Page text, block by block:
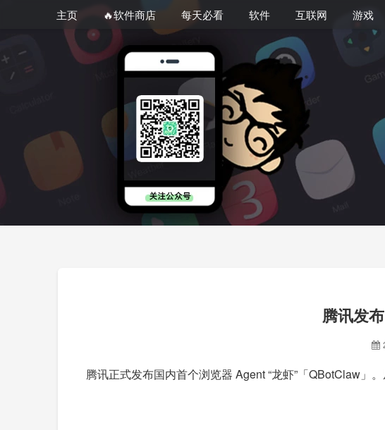
主页 🔥软件商店 每天必看 软件 互联网 游戏
腾讯发
腾讯正式发布国内首个浏览器 Agent “龙虾”「QBotClaw」